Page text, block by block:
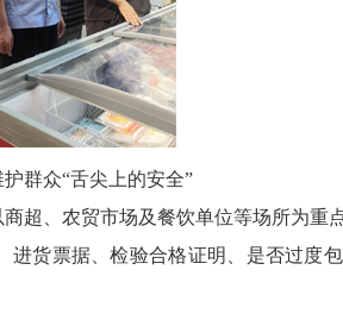
群众“舌尖上的安全”
、农贸市场及餐饮单位等场所为重
进货票据、检验合格证明、是否过度